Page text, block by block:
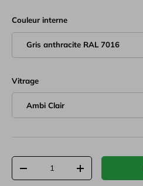
Couleur interne
Gris anthracite RAL 7016
Vitrage
Ambi Clair
Anzahl
-
+